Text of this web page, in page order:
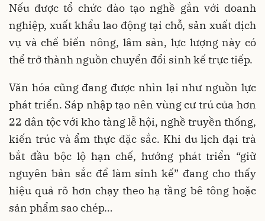
Nếu được tổ chức đào tạo nghề gắn với doanh
nghiệp, xuất khẩu lao động tại chỗ, sản xuất dịch
vụ và chế biến nông, lâm sản, lực lượng này có
thể trở thành nguồn chuyển đổi sinh kế trực tiếp.
Văn hóa cũng đang được nhìn lại như nguồn lực
phát triển. Sáp nhập tạo nên vùng cư trú của hơn
22 dân tộc với kho tàng lễ hội, nghề truyền thống,
kiến trúc và ẩm thực đặc sắc. Khi du lịch đại trà
bắt đầu bộc lộ hạn chế, hướng phát triển “giữ
nguyên bản sắc để làm sinh kế” đang cho thấy
hiệu quả rõ hơn chạy theo hạ tầng bê tông hoặc
sản phẩm sao chép…